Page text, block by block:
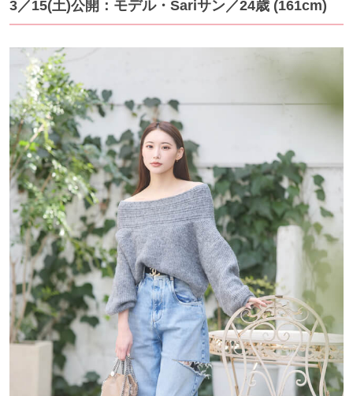
3／15(土)公開：モデル・Sariサン ／24歳 (161cm)